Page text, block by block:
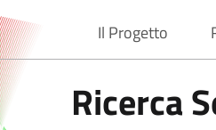
Il Progetto
current
Ricerca